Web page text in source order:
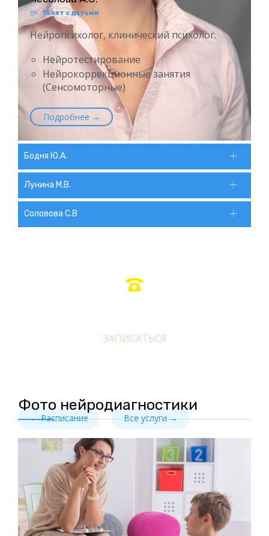
 15 лет с детьми
Нейропсихолог, клинический психолог.
Нейротестирование
Нейрокоррекционные занятия
(Сенсомоторные)
Подробнее →
Бодня Ю.А.
Лунина М.В.
Соловова С.В

ЗАПИСАТЬСЯ
← Расписание Все услуги →
Фото нейродиагностики